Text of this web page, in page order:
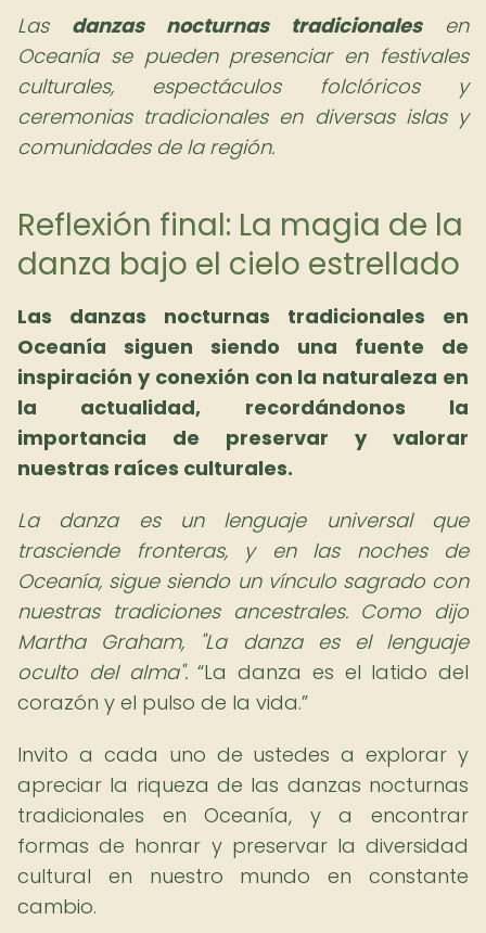
Las danzas nocturnas tradicionalesen
Oceanía se pueden presenciar en festivales
culturales, espectáculos folclóricos y
ceremonias tradicionales en diversas islas y
comunidades de la región.
Reflexión final: La magia de la
danza bajo el cielo estrellado
Las danzas nocturnas tradicionales en
Oceanía siguen siendo una fuente de
inspiración y conexión con la naturaleza en
la actualidad, recordándonos la
importancia de preservar y valorar
nuestras raíces culturales.
La danza es un lenguaje universal que
trasciende fronteras, y en las noches de
Oceanía, sigue siendo un vínculo sagrado con
nuestras tradiciones ancestrales. Como dijo
Martha Graham, "La danza es el lenguaje
oculto del alma".
La danza es el latido del
corazón y el pulso de la vida.
Invito a cada uno de ustedes a explorar y
apreciar la riqueza de las danzas nocturnas
tradicionales en Oceanía, y a encontrar
formas de honrar y preservar la diversidad
cultural en nuestro mundo en constante
cambio.